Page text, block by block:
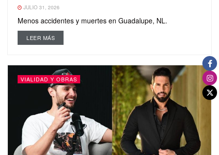
JULIO 31, 2026
Menos accidentes y muertes en Guadalupe, NL.
LEER MÁS
VIALIDAD Y OBRAS